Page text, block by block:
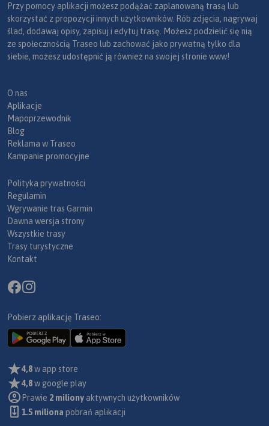
Przy pomocy aplikacji możesz podążać zaplanowaną trasą lub
skorzystać z propozycji innych użytkowników. Rób zdjęcia, nagrywaj
ślad, dodawaj opisy, zapisuj i edytuj trasę. Możesz podzielić się nią
ze społecznością Traseo lub zachować jako prywatną tylko dla
siebie, możesz udostępnić ją również na swojej stronie www!
O nas
Aplikacje
Mapoprzewodnik
Blog
Reklama w Traseo
Kampanie promocyjne
Polityka prywatności
Regulamin
Wgrywanie tras Garmin
Dawna wersja strony
Wszystkie trasy
Trasy turystyczne
Kontakt
Pobierz aplikację Traseo:
4,8w app store
4,8w google play
Prawie 2 miliony aktywnych użytkowników
1.5 miliona pobrań aplikacji